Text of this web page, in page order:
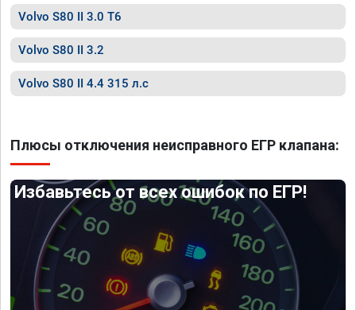
Volvo S80 II 3.0 T6
Volvo S80 II 3.2
Volvo S80 II 4.4 315 л.с
Плюсы отключения неисправного ЕГР клапана:
Избавьтесь от всех ошибок по ЕГР!